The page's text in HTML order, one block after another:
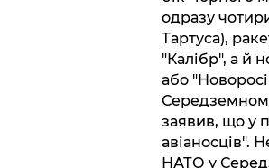
одразу
Тартуса),
"Калібр", а й
або
заявив, що у
авіаносців".
НАТО у